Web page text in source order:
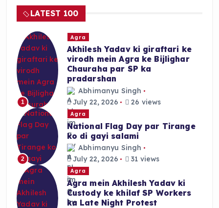
o
o
k
p
p
LATEST 100
1
Agra
Akhilesh Yadav ki giraftari ke
virodh mein Agra ke Bijlighar
Chauraha par SP ka
pradarshan
Abhimanyu Singh
July 22, 2026
26 views
2
Agra
National Flag Day par Tirange
ko di gayi salami
Abhimanyu Singh
July 22, 2026
31 views
Agra
Agra mein Akhilesh Yadav ki
Custody ke khilaf SP Workers
ka Late Night Protest